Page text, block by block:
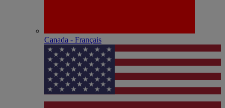
Canada - Français